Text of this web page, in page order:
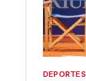
DEPORTES